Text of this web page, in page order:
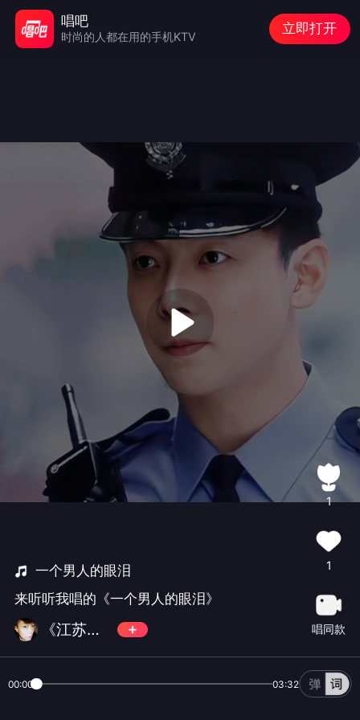
一个男人的眼泪
来听听我唱的《一个男人的眼泪》
《江苏扩世》
1
1
唱同款
00:00 03:32
唱吧
时尚的人都在用的手机KTV
立即打开